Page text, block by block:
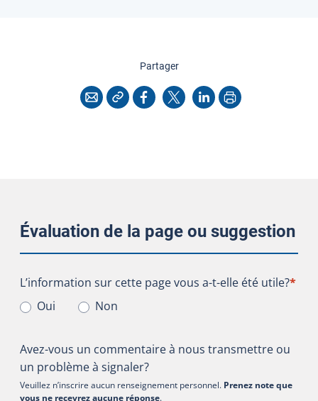
Partagercette page
CourrielCopier l'adresse
Facebook
X LinkedInImprimer
Évaluation de la page ou suggestion
L’information sur cette page vous a-t-elle été utile?
L’information sur cette page vous a-t-elle été utile?*
Oui
Non
Avez-vous un commentaire à nous transmettre ou
un problème à signaler?
Veuillez n’inscrire aucun renseignement personnel. Prenez note que
vous ne recevrez aucune réponse.